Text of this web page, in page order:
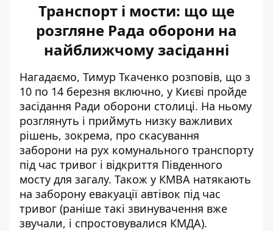
Транспорт і мости: що ще
розгляне Рада оборони на
найближчому засіданні
Нагадаємо, Тимур Ткаченко розповів, що з
10 по 14 березня включно, у Києві пройде
засідання Ради оборони столиці. На ньому
розглянуть і приймуть низку важливих
рішень, зокрема, про скасування
заборони на рух комунального транспорту
під час тривог і відкриття Південного
мосту для загалу. Також у КМВА натякають
на заборону евакуації автівок під час
тривог (раніше такі звинувачення вже
звучали, і спростовувалися КМДА).